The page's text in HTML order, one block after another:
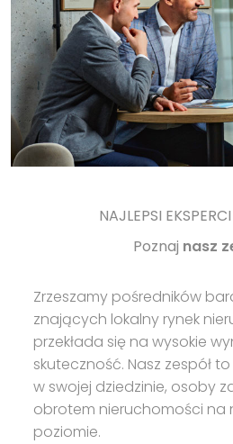
NAJLEPSI
Poznaj nasz
Zrzeszamy pośredników
znających lokalny rynek
przekłada się na wysokie
skuteczność. Nasz zespół
w swojej dziedzinie, osoby
obrotem nieruchomości na
poziomie.